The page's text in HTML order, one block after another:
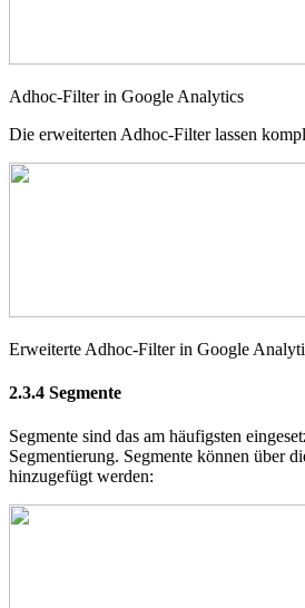
Adhoc-Filter in Google Analytics
Die erweiterten Adhoc-Filter lassen
Erweiterte Adhoc-Filter in Google
2.3.4 Segmente
Segmente sind das am häufigsten
Segmentierung. Segmente können über
hinzugefügt werden: